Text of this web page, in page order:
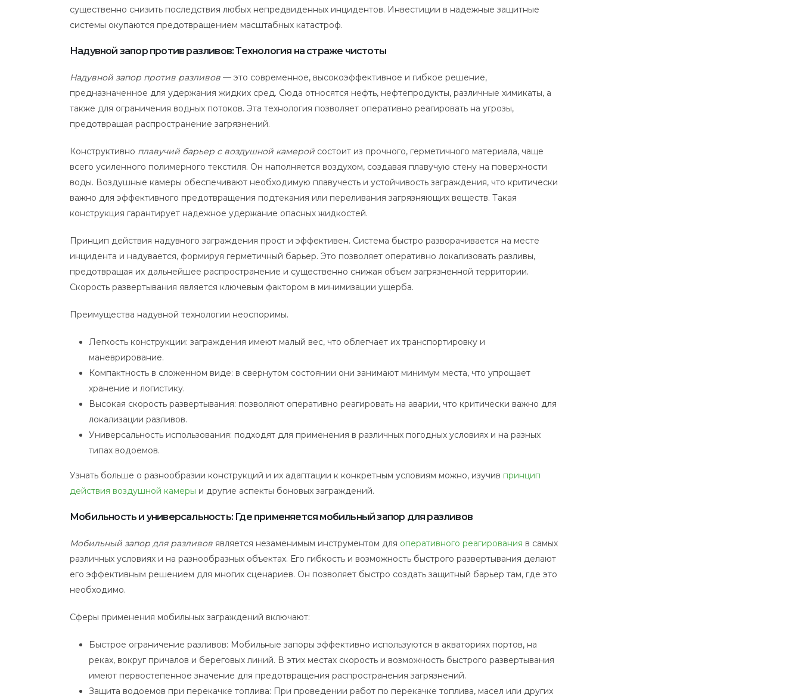
существенно снизить последствия любых непредвиденных инцидентов. Инвестиции в надежные защитные
системы окупаются предотвращением масштабных катастроф.
Надувной запор против разливов: Технология на страже чистоты
Надувной запор против разливов — это современное, высокоэффективное и гибкое решение,
предназначенное для удержания жидких сред. Сюда относятся нефть, нефтепродукты, различные химикаты, а
также для ограничения водных потоков. Эта технология позволяет оперативно реагировать на угрозы,
предотвращая распространение загрязнений.
Конструктивно плавучий барьер с воздушной камерой состоит из прочного, герметичного материала, чаще
всего усиленного полимерного текстиля. Он наполняется воздухом, создавая плавучую стену на поверхности
воды. Воздушные камеры обеспечивают необходимую плавучесть и устойчивость заграждения, что критически
важно для эффективного предотвращения подтекания или переливания загрязняющих веществ. Такая
конструкция гарантирует надежное удержание опасных жидкостей.
Принцип действия надувного заграждения прост и эффективен. Система быстро разворачивается на месте
инцидента и надувается, формируя герметичный барьер. Это позволяет оперативно локализовать разливы,
предотвращая их дальнейшее распространение и существенно снижая объем загрязненной территории.
Скорость развертывания является ключевым фактором в минимизации ущерба.
Преимущества надувной технологии неоспоримы.
Легкость конструкции: заграждения имеют малый вес, что облегчает их транспортировку и
маневрирование.
Компактность в сложенном виде: в свернутом состоянии они занимают минимум места, что упрощает
хранение и логистику.
Высокая скорость развертывания: позволяют оперативно реагировать на аварии, что критически важно для
локализации разливов.
Универсальность использования: подходят для применения в различных погодных условиях и на разных
типах водоемов.
Узнать больше о разнообразии конструкций и их адаптации к конкретным условиям можно, изучив принцип
действия воздушной камеры и другие аспекты боновых заграждений.
Мобильность и универсальность: Где применяется мобильный запор для разливов
Мобильный запор для разливов является незаменимым инструментом для оперативного реагирования в самых
различных условиях и на разнообразных объектах. Его гибкость и возможность быстрого развертывания делают
его эффективным решением для многих сценариев. Он позволяет быстро создать защитный барьер там, где это
необходимо.
Сферы применения мобильных заграждений включают:
Быстрое ограничение разливов: Мобильные запоры эффективно используются в акваториях портов, на
реках, вокруг причалов и береговых линий. В этих местах скорость и возможность быстрого развертывания
имеют первостепенное значение для предотвращения распространения загрязнений.
Защита водоемов при перекачке топлива: При проведении работ по перекачке топлива, масел или других